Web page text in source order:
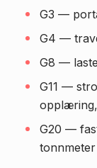
G3 —
G4 —
G8 —
G11 —
G20 —